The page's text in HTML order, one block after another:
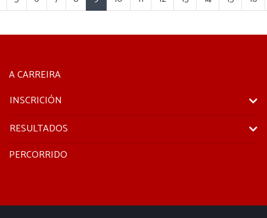
A CARREIRA
INSCRICIÓN
RESULTADOS
PERCORRIDO